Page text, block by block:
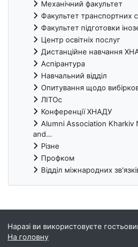
Механічний факультет
Факультет транспортних
Факультет підготовки
Центр освітніх послуг
Дистанційне навчання
Аспірантура
Навчальний відділ
Опитування щодо
ЛІТОс
Конференції ХНАДУ
Alumni Association Kharkiv
and...
Різне
Профком
Відділ міжнародних
Блоки
Наразі ви використовуєте
На головну